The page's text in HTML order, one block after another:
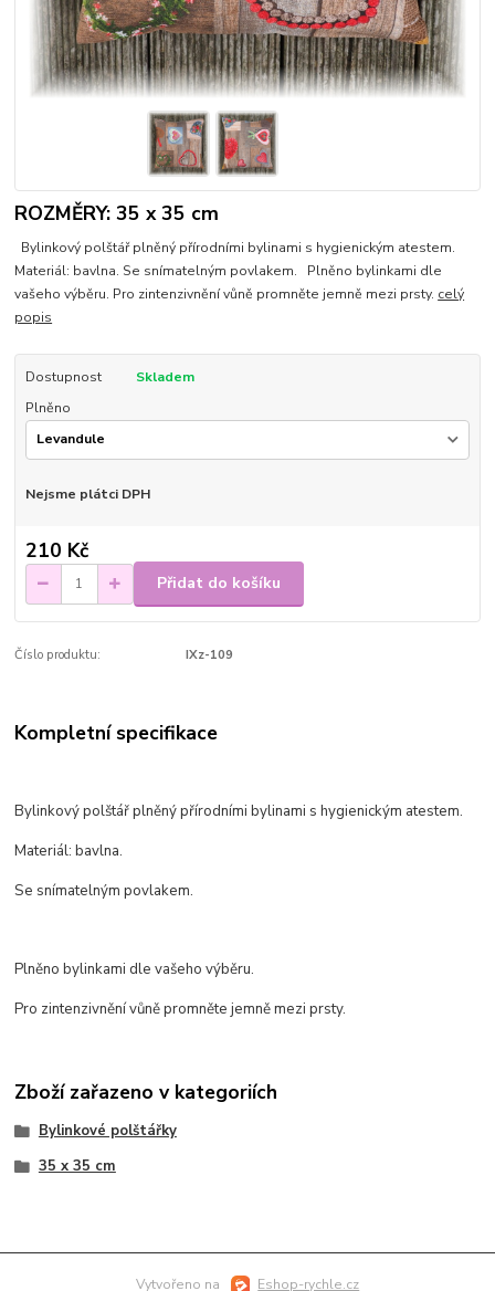
ROZMĚRY: 35 x 35 cm
Bylinkový polštář plněný přírodními bylinami s hygienickým atestem.
Materiál: bavlna. Se snímatelným povlakem. Plněno bylinkami dle
vašeho výběru. Pro zintenzivnění vůně promněte jemně mezi prsty. celý
popis
Dostupnost
Skladem
Plněno
Nejsme plátci DPH
210 Kč
Přidat do košíku
Číslo produktu: IXz-109
Kompletní specifikace
Bylinkový polštář plněný přírodními bylinami s hygienickým atestem.
Materiál: bavlna.
Se snímatelným povlakem.
Plněno bylinkami dle vašeho výběru.
Pro zintenzivnění vůně promněte jemně mezi prsty.
Zboží zařazeno v kategoriích
Bylinkové polštářky
35 x 35 cm
Vytvořeno na Eshop-rychle.cz